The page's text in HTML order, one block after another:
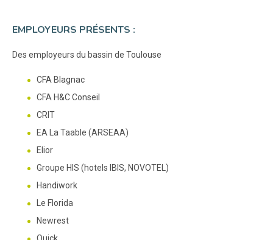
EMPLOYEURS PRÉSENTS :
Des employeurs du bassin de Toulouse
CFA Blagnac
CFA H&C Conseil
CRIT
EA La Taable (ARSEAA)
Elior
Groupe HIS (hotels IBIS, NOVOTEL)
Handiwork
Le Florida
Newrest